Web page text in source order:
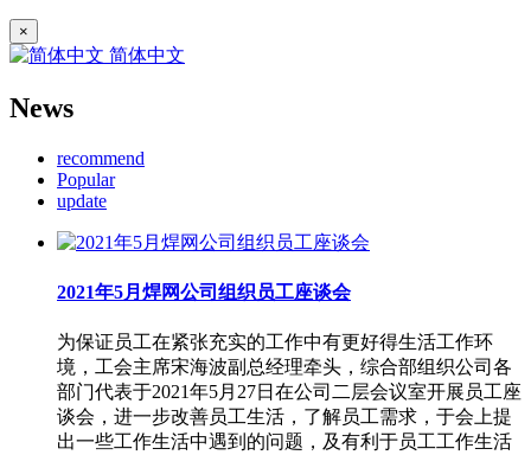
×
简体中文
News
recommend
Popular
update
2021年5月焊网公司组织员工座谈会
为保证员工在紧张充实的工作中有更好得生活工作环
境，工会主席宋海波副总经理牵头，综合部组织公司各
部门代表于2021年5月27日在公司二层会议室开展员工座
谈会，进一步改善员工生活，了解员工需求，于会上提
出一些工作生活中遇到的问题，及有利于员工工作生活